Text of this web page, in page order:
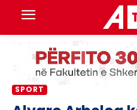
SPORT